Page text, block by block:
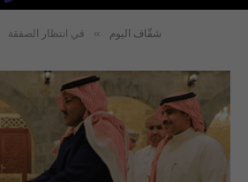
شفّاف اليوم » في انتظار الصفقة